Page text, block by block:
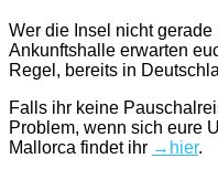
Wer die Insel nicht
Ankunftshalle erwarten
Regel, bereits in
Falls ihr keine
Problem, wenn sich eure
Mallorca findet ihr →hier.